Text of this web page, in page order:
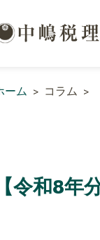
ーム > コラム >
【令和8年